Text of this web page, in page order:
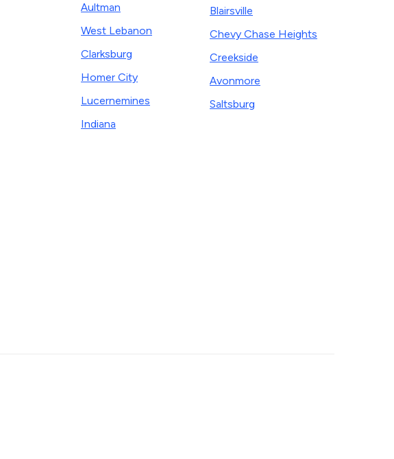
Aultman
West Lebanon
Clarksburg
Homer City
Lucernemines
Indiana
Blairsville
Chevy Chase Heights
Creekside
Avonmore
Saltsburg